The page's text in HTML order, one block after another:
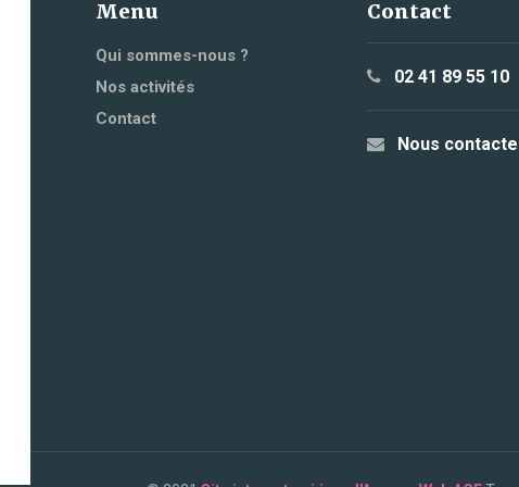
Menu
Qui sommes-nous ?
Nos activités
Contact
Contact
02 41 89 55 10
Nous